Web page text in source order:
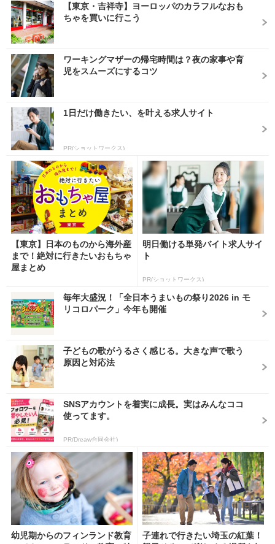
【東京・吉祥寺】ヨーロッパのカラフルなおも
ちゃを買いに行こう
ワーキングマザーの帰宅時間は？夜の家事や育
児をスムーズにするコツ
1日だけ働きたい、を叶える求人サイト
PR(ショットワークス)
【東京】日本のものから海外産
まで！絶対に行きたいおもちゃ
屋まとめ
明日働ける単発バイト求人サイ
ト
PR(ショットワークス)
毎年大盛況！「全日本うまいもの祭り2026 in モ
リコロパーク」今年も開催
子どもの歌がうるさく感じる。大きな声で歌う
原因と対応法
SNSアカウントを着実に成長。実はみんなココ
使ってます。
PR(Dreaw合同会社)
幼児期からのフィンランド教育
子連れで行きたい埼玉の紅葉！